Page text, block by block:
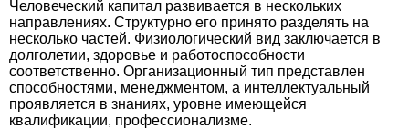
Человеческий капитал развивается в нескольких
направлениях. Структурно его принято разделять на
несколько частей. Физиологический вид заключается в
долголетии, здоровье и работоспособности
соответственно. Организационный тип представлен
способностями, менеджментом, а интеллектуальный
проявляется в знаниях, уровне имеющейся
квалификации, профессионализме.